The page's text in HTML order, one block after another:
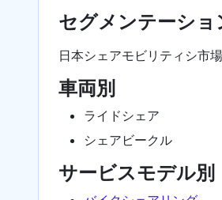
セグメンテーショ
日本シェアモビリティシ市
車両別
ライドシェア
シェアビークル
サービスモデル別